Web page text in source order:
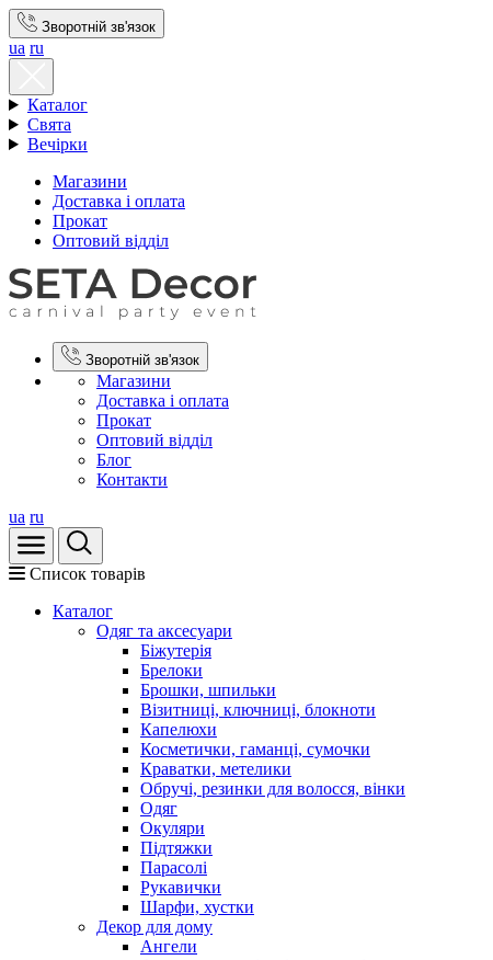
Зворотній зв'язок
ua ru
Каталог
Свята
Вечірки
Магазини
Доставка і оплата
Прокат
Оптовий відділ
Зворотній зв'язок
Магазини
Доставка і оплата
Прокат
Оптовий відділ
Блог
Контакти
ua ru
Список товарів
Каталог
Oдяг та аксесуари
Біжутерія
Брелоки
Брошки, шпильки
Візитниці, ключниці, блокноти
Капелюхи
Косметички, гаманці, сумочки
Краватки, метелики
Обручі, резинки для волосся, вінки
Одяг
Окуляри
Підтяжки
Парасолі
Рукавички
Шарфи, хустки
Декор для дому
Ангели